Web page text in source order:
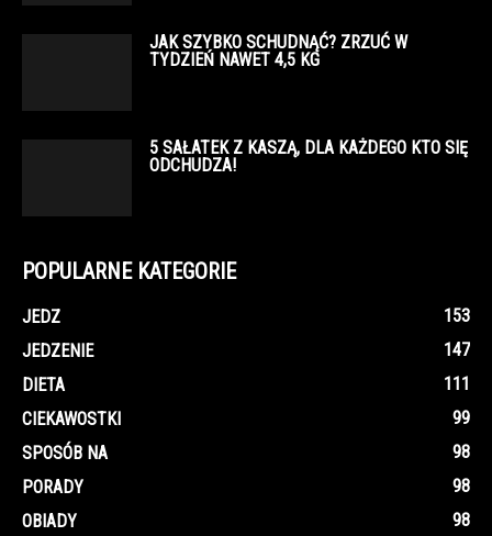
JAK SZYBKO SCHUDNĄĆ? ZRZUĆ W
TYDZIEŃ NAWET 4,5 KG
5 SAŁATEK Z KASZĄ, DLA KAŻDEGO KTO SIĘ
ODCHUDZA!
POPULARNE KATEGORIE
JEDZ
153
JEDZENIE
147
DIETA
111
CIEKAWOSTKI
99
SPOSÓB NA
98
PORADY
98
OBIADY
98